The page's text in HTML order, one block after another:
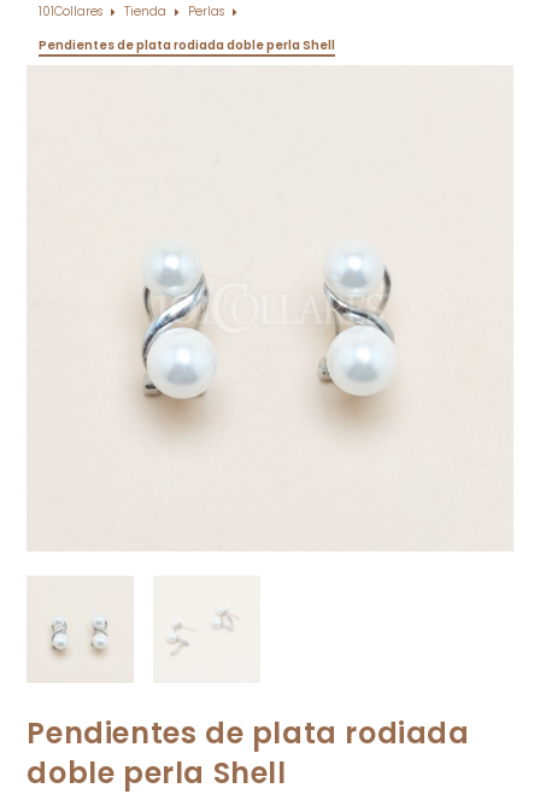
101Collares Tienda
Perlas
Pendientes de plata rodiada doble perla Shell
Pendientes de plata rodiada
doble perla Shell